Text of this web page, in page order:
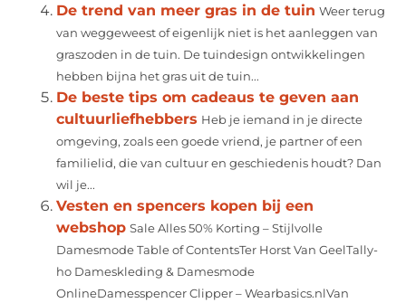
De trend van meer gras in de tuin Weer terug
van weggeweest of eigenlijk niet is het aanleggen van
graszoden in de tuin. De tuindesign ontwikkelingen
hebben bijna het gras uit de tuin...
De beste tips om cadeaus te geven aan
cultuurliefhebbers Heb je iemand in je directe
omgeving, zoals een goede vriend, je partner of een
familielid, die van cultuur en geschiedenis houdt? Dan
wil je...
Vesten en spencers kopen bij een
webshop Sale Alles 50% Korting – Stijlvolle
Damesmode Table of ContentsTer Horst Van GeelTally-
ho Dameskleding & Damesmode
OnlineDamesspencer Clipper – Wearbasics.nlVan